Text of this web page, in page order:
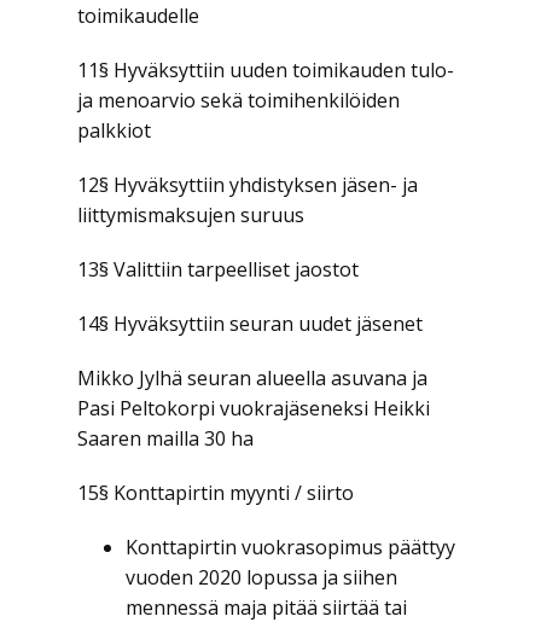
toimikaudelle
11§ Hyväksyttiin uuden toimikauden tulo-
ja menoarvio sekä toimihenkilöiden
palkkiot
12§ Hyväksyttiin yhdistyksen jäsen- ja
liittymismaksujen suruus
13§ Valittiin tarpeelliset jaostot
14§ Hyväksyttiin seuran uudet jäsenet
Mikko Jylhä seuran alueella asuvana ja
Pasi Peltokorpi vuokrajäseneksi Heikki
Saaren mailla 30 ha
15§ Konttapirtin myynti / siirto
Konttapirtin vuokrasopimus päättyy
vuoden 2020 lopussa ja siihen
mennessä maja pitää siirtää tai